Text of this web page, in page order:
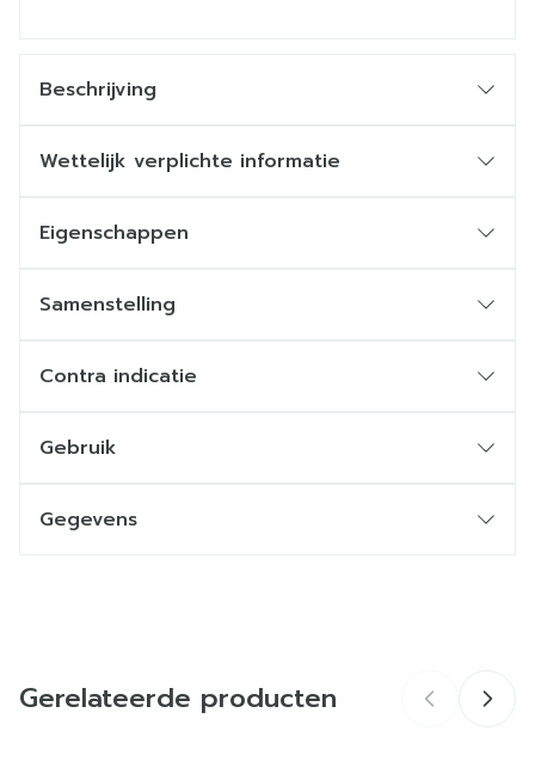
Beschrijving
Wettelijk verplichte informatie
Eigenschappen
Samenstelling
Contra indicatie
Gebruik
Gegevens
Merken Be-Life
Gerelateerde producten